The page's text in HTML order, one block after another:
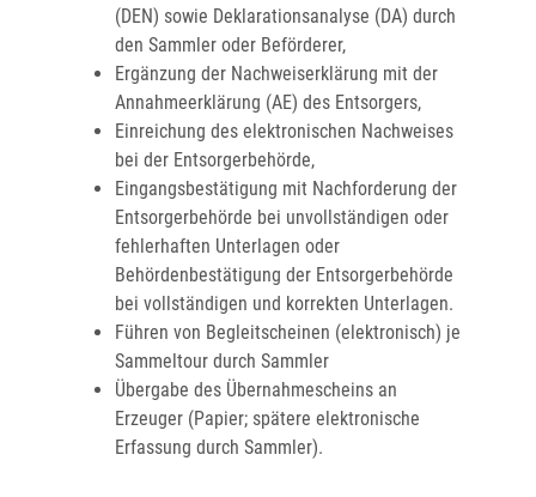
(DEN) sowie Deklarationsanalyse (DA) durch
den Sammler oder Beförderer,
Ergänzung der Nachweiserklärung mit der
Annahmeerklärung (AE) des Entsorgers,
Einreichung des elektronischen Nachweises
bei der Entsorgerbehörde,
Eingangsbestätigung mit Nachforderung der
Entsorgerbehörde bei unvollständigen oder
fehlerhaften Unterlagen oder
Behördenbestätigung der Entsorgerbehörde
bei vollständigen und korrekten Unterlagen.
Führen von Begleitscheinen (elektronisch) je
Sammeltour durch Sammler
Übergabe des Übernahmescheins an
Erzeuger (Papier; spätere elektronische
Erfassung durch Sammler).